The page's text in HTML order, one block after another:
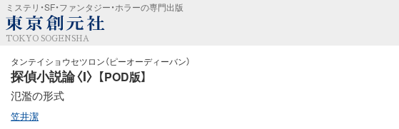
ミステリ・SF・ファンタジー・ホラーの専門出版
TOKYO SOGENSHA
タンテイショウセツロン（ピーオーディーバン）
探偵小説論〈I〉 【POD版】
氾濫の形式
笠井潔